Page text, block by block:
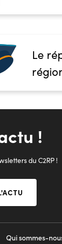
Le
!
du C2RP !
Qui sommes-